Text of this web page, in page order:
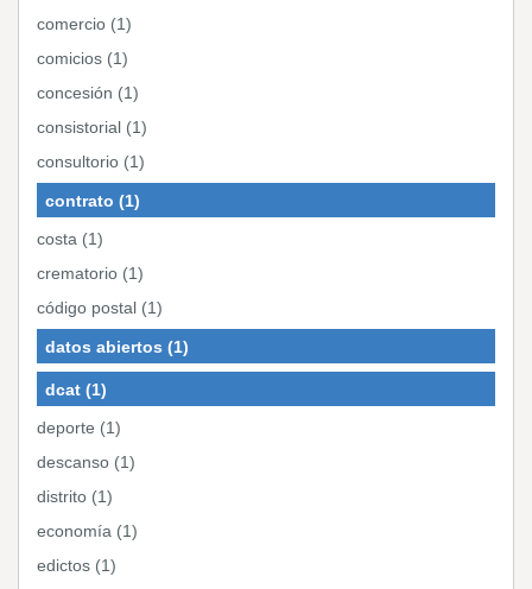
comercio (1)
comicios (1)
concesión (1)
consistorial (1)
consultorio (1)
contrato (1)
costa (1)
crematorio (1)
código postal (1)
datos abiertos (1)
dcat (1)
deporte (1)
descanso (1)
distrito (1)
economía (1)
edictos (1)